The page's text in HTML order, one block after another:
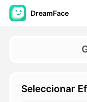
DreamFace
Herramientas de IA
Video de IA
Seleccionar